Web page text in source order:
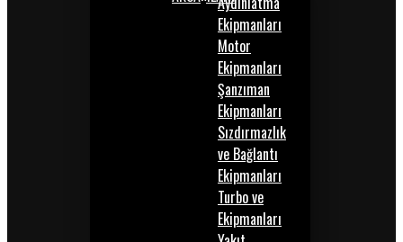
Ekipmanları
Motor
Ekipmanları
Şanzıman
Ekipmanları
Sızdırmazlık
ve Bağlantı
Ekipmanları
Turbo ve
Ekipmanları